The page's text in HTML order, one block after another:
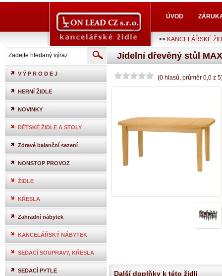
ÚVOD
>> KANCELÁŘSKÉ
V Ý P R O D E J
HERNÍ ŽIDLE
NOVINKY
DĚTSKÉ ŽIDLE A STOLY
Zdravé balanční sezení
NONSTOP PROVOZ
ŽIDLE
KŘESLA
Zahradní nábytek
KANCELÁŘSKÝ NÁBYTEK
SEDACÍ SOUPRAVY, KŘESLA
SEDACÍ PYTLE
Jídelní dřevěný stůl
(0 hlasů, průměr 0,0 z 5
Další doplňky k této židli